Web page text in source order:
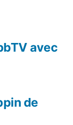
: de
avec